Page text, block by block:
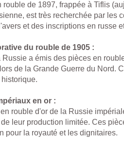
rouble de 1897, frappée à Tiflis
est très recherchée par les
et des inscriptions en russe
du rouble de 1905 :
Russie a émis des pièces en
de la Grande Guerre du Nord.
en or :
rouble d'or de la Russie
leur production limitée. Ces
pour la royauté et les dignitaires.